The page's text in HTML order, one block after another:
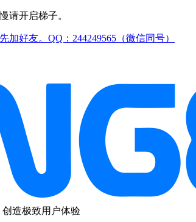
请开启梯子。
好友。QQ：244249565（微信同号）
造极致用户体验